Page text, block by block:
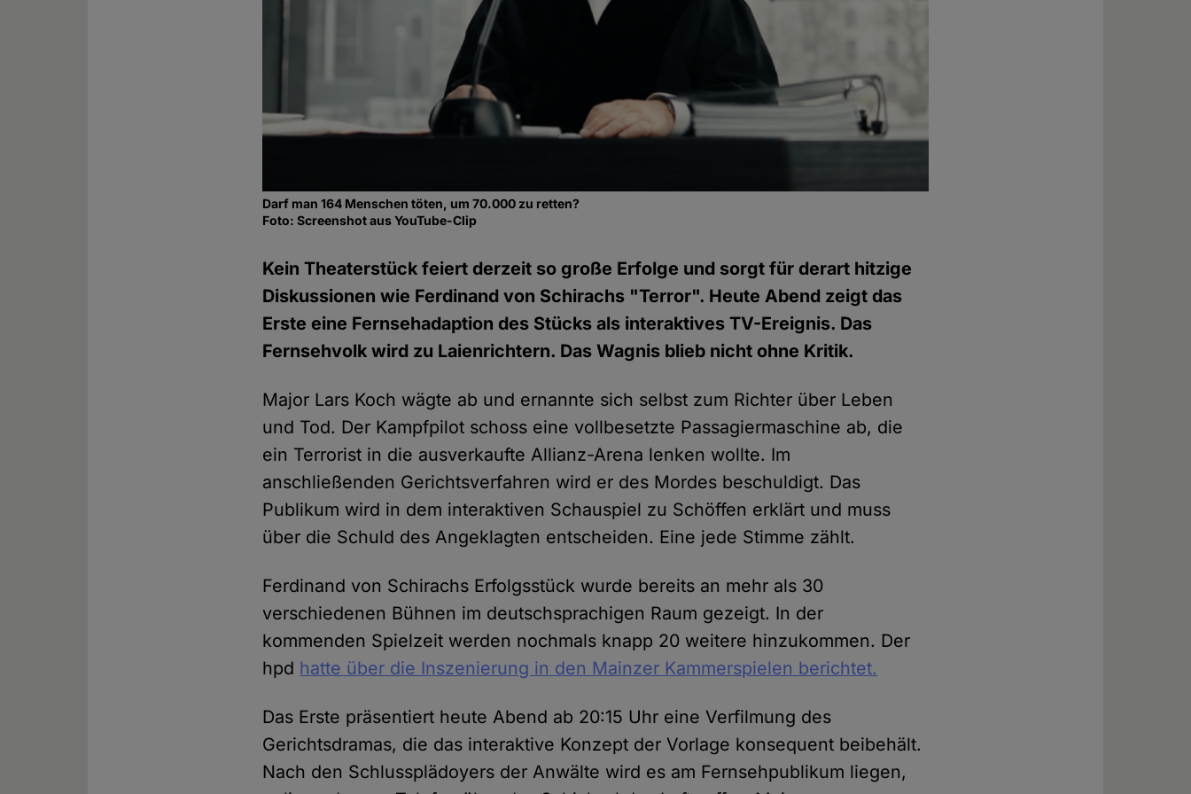
Darf man 164 Menschen töten, um 70.000 zu retten?
Foto: Screenshot aus YouTube-Clip
Kein Theaterstück feiert derzeit so große Erfolge und sorgt für derart hitzige
Diskussionen wie Ferdinand von Schirachs "Terror". Heute Abend zeigt das
Erste eine Fernsehadaption des Stücks als interaktives TV-Ereignis. Das
Fernsehvolk wird zu Laienrichtern. Das Wagnis blieb nicht ohne Kritik.
Major Lars Koch wägte ab und ernannte sich selbst zum Richter über Leben
und Tod. Der Kampfpilot schoss eine vollbesetzte Passagiermaschine ab, die
ein Terrorist in die ausverkaufte Allianz-Arena lenken wollte. Im
anschließenden Gerichtsverfahren wird er des Mordes beschuldigt. Das
Publikum wird in dem interaktiven Schauspiel zu Schöffen erklärt und muss
über die Schuld des Angeklagten entscheiden. Eine jede Stimme zählt.
Ferdinand von Schirachs Erfolgsstück wurde bereits an mehr als 30
verschiedenen Bühnen im deutschsprachigen Raum gezeigt. In der
kommenden Spielzeit werden nochmals knapp 20 weitere hinzukommen. Der
hpd hatte über die Inszenierung in den Mainzer Kammerspielen berichtet.
Das Erste präsentiert heute Abend ab 20:15 Uhr eine Verfilmung des
Gerichtsdramas, die das interaktive Konzept der Vorlage konsequent beibehält.
Nach den Schlussplädoyers der Anwälte wird es am Fernsehpublikum liegen,